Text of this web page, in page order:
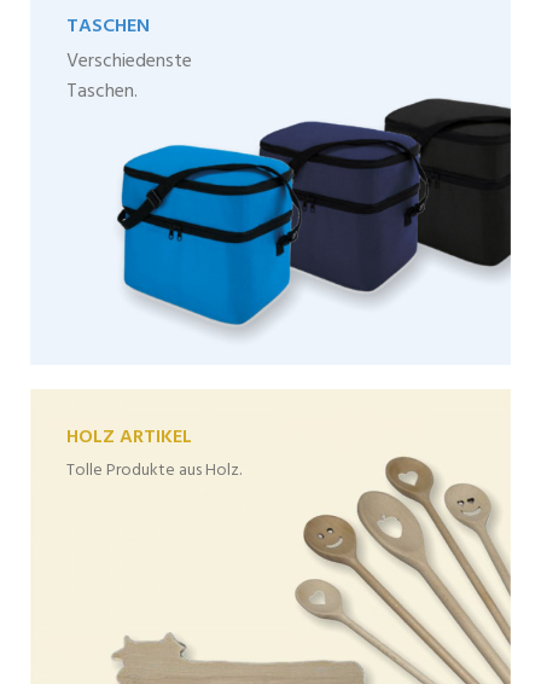
TASCHEN
Verschiedenste
Taschen.
HOLZ ARTIKEL
Tolle Produkte aus Holz.